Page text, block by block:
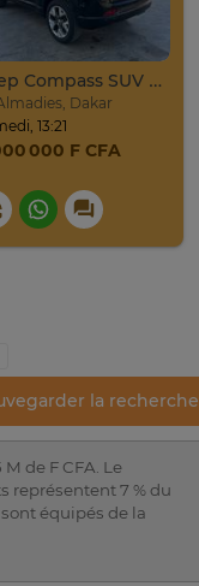
Jeep Compass SUV Noir Essence Automatique
Dakar
13:21
000 F CFA
la recherche
de F CFA. Le
représentent 7 % du
équipés de la